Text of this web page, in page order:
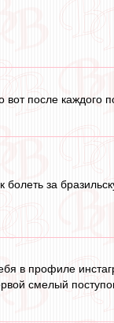
после каждого
болеть за
в профиле
смелый